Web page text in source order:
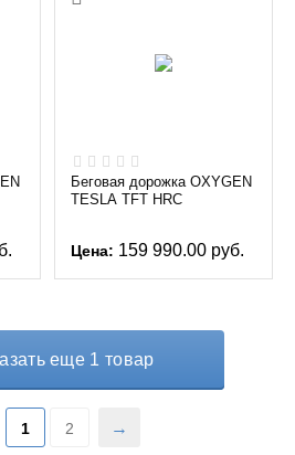
Беговая дорожка OXYGEN
TESLA TFT HRC
Цена: 159 990.00 руб.
еще 1 товар
1 2